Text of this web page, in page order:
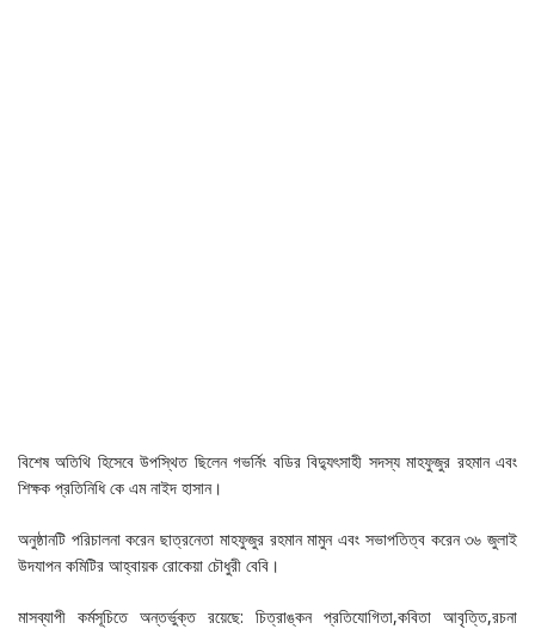
বিশেষ অতিথি হিসেবে উপস্থিত ছিলেন গভর্নিং বডির বিদ্যুৎসাহী সদস্য মাহফুজুর রহমান এবং
শিক্ষক প্রতিনিধি কে এম নাইদ হাসান।
অনুষ্ঠানটি পরিচালনা করেন ছাত্রনেতা মাহফুজুর রহমান মামুন এবং সভাপতিত্ব করেন ৩৬ জুলাই
উদযাপন কমিটির আহ্বায়ক রোকেয়া চৌধুরী বেবি।
মাসব্যাপী কর্মসূচিতে অন্তর্ভুক্ত রয়েছে: চিত্রাঙ্কন প্রতিযোগিতা,কবিতা আবৃত্তি,রচনা